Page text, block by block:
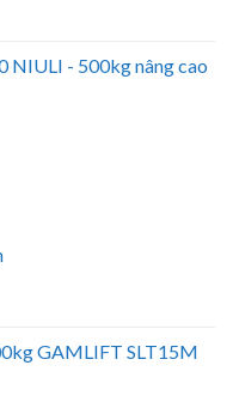
NIULI - 500kg nâng cao
GAMLIFT SLT15M